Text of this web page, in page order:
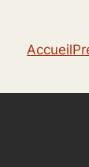
Accueil